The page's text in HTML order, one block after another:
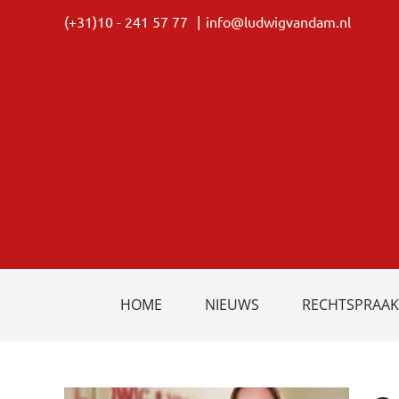
(+31)10 - 241 57 77 | info@ludwigvandam.nl
HOME NIEUWS RECHTSPRAAK